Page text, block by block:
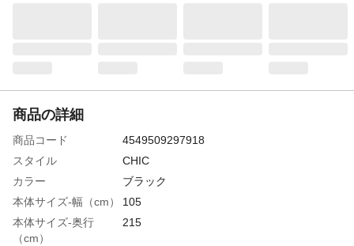
商品の詳細
商品コード
4549509297918
スタイル
CHIC
カラー
ブラック
本体サイズ-幅（cm）
105
本体サイズ-奥行
（cm）
215